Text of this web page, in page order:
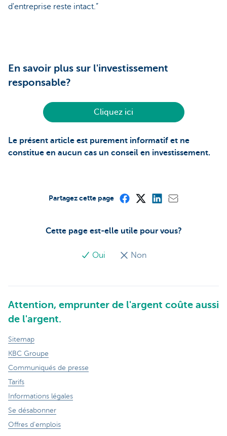
d'entreprise reste intact.”
En savoir plus sur l'investissement
responsable?
Cliquez ici
Le présent article est purement informatif et ne
constitue en aucun cas un conseil en investissement.
Cette page est-elle utile pour vous?
Oui Non
Partagez cette page
Attention, emprunter de l'argent coûte aussi
de l'argent.
Sitemap
KBC Groupe
Communiqués de presse
Tarifs
Informations légales
Se désabonner
Offres d'emplois